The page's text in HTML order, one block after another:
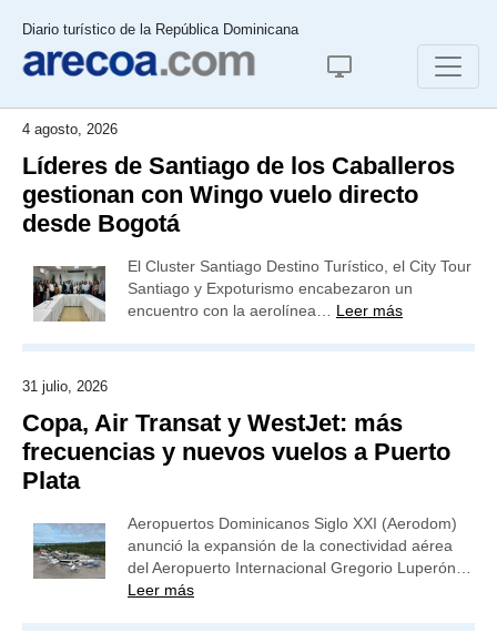
Diario turístico de la República Dominicana
4 agosto, 2026
Líderes de Santiago de los Caballeros
gestionan con Wingo vuelo directo
desde Bogotá
El Cluster Santiago Destino Turístico, el City Tour
Santiago y Expoturismo encabezaron un
encuentro con la aerolínea… Leer más
31 julio, 2026
Copa, Air Transat y WestJet: más
frecuencias y nuevos vuelos a Puerto
Plata
Aeropuertos Dominicanos Siglo XXI (Aerodom)
anunció la expansión de la conectividad aérea
del Aeropuerto Internacional Gregorio Luperón…
Leer más